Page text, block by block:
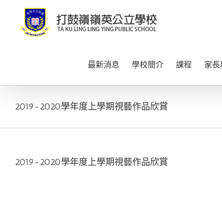
content
最新消息 學校簡介 課程 家
2019-2020學年度上學期視藝作品欣賞
2019-2020學年度上學期視藝作品欣賞